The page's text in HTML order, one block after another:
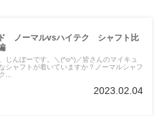
ノーマルvsハイテク シャフト比
じんぼーです。＼(^o^)／皆さんのマイキュ
シャフトが着いていますか？ノーマルシャフ
...
2023.02.04